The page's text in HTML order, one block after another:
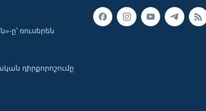
ը՝ ռուսերեն
դիրքորոշումը